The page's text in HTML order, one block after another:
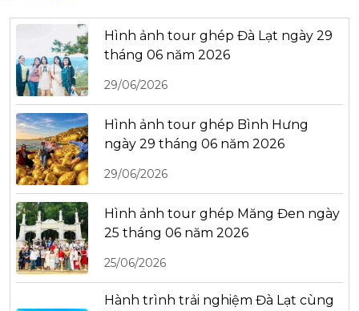
Hình ảnh tour ghép Đà Lạt ngày 29
tháng 06 năm 2026
29/06/2026
Hình ảnh tour ghép Bình Hưng
ngày 29 tháng 06 năm 2026
29/06/2026
Hình ảnh tour ghép Măng Đen ngày
25 tháng 06 năm 2026
25/06/2026
Hành trình trải nghiệm Đà Lạt cùng